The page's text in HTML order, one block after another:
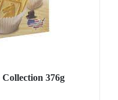
376g